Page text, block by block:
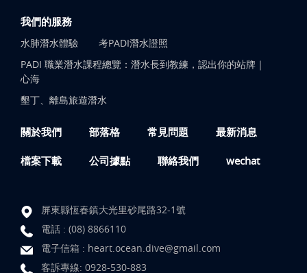
我們的服務
水肺潛水體驗
考PADI潛水證照
PADI 職業潛水課程總覽：潛水長到教練，認出你的站牌｜
心海
墾丁、離島旅遊潛水
關於我們 部落格 常見問題 最新消息
檔案下載 公司據點 聯絡我們 wechat
屏東縣恆春鎮大光里砂尾路32-1號
電話 : (08) 8866110
電子信箱 : heart.ocean.dive@gmail.com
客訴專線: 0928-530-883